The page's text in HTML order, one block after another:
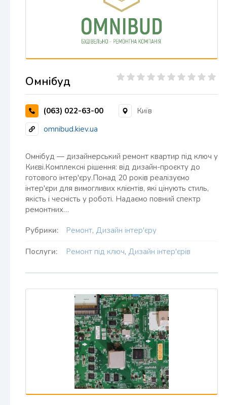
Омнібуд
(063) 022-63-00
Київ
omnibud.kiev.ua
Омнібуд — дизайнерський ремонт квартир під ключ у
Києві.Комплексні рішення: від дизайн-проєкту до
готового інтер'єру.Понад 20 років реалізуємо
інтер'єри для вимогливих клієнтів, які цінують стиль,
якість і чесність у роботі. Надаємо повний спектр
ремонтних…
Рубрики: Ремонт, Дизайн інтер'єру
Послуги: Ремонт під ключ, Дизайн інтер'єрів